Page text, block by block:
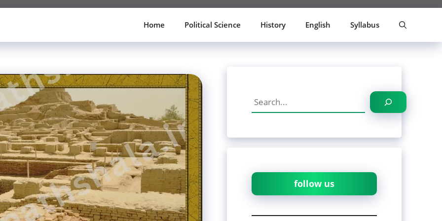
Home Political Science History English Syllabus
Search
follow us